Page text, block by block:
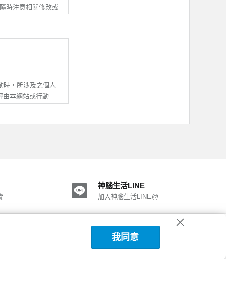
時注意相關修改或
同意接受該等修改
本服務條款內容之
供服務。
有內容及其後之修
推定您的法定代理
一，致您、第三人
使用。
時，所涉及之個人
由本網站或行動
上調查或線上申請
自願提供之資
為總和進行分
的設備、作業系
神腦生活LINE
加入神腦生活LINE@
神腦國際粉絲團
加入FB粉絲團
我同意